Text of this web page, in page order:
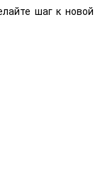
шаг к новой